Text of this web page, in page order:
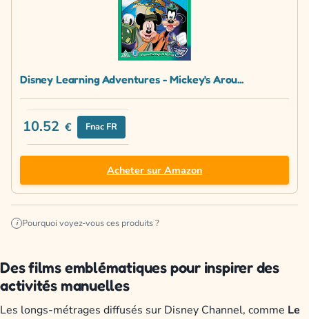
Disney Learning Adventures - Mickey's Arou...
10.52 € Fnac FR
Acheter sur Amazon
i Pourquoi voyez-vous ces produits ?
Des films emblématiques pour inspirer des
activités manuelles
Les longs-métrages diffusés sur Disney Channel, comme Le